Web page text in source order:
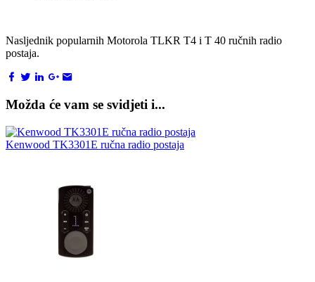
Nasljednik popularnih Motorola TLKR T4 i T 40 ručnih radio
postaja.
Možda će vam se svidjeti i...
Kenwood TK3301E ručna radio postaja